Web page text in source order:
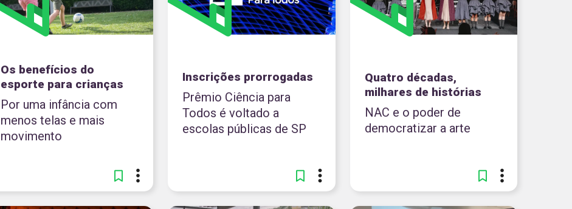
Os benefícios do
esporte para crianças
Por uma infância com
menos telas e mais
movimento
Inscrições prorrogadas
Prêmio Ciência para
Todos é voltado a
escolas públicas de SP
Quatro décadas,
milhares de histórias
NAC e o poder de
democratizar a arte